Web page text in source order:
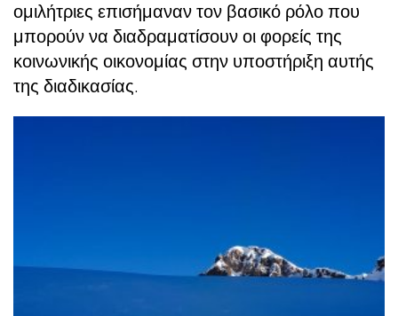
ομιλήτριες επισήμαναν τον βασικό ρόλο που
μπορούν να διαδραματίσουν οι φορείς της
κοινωνικής οικονομίας στην υποστήριξη αυτής
της διαδικασίας.